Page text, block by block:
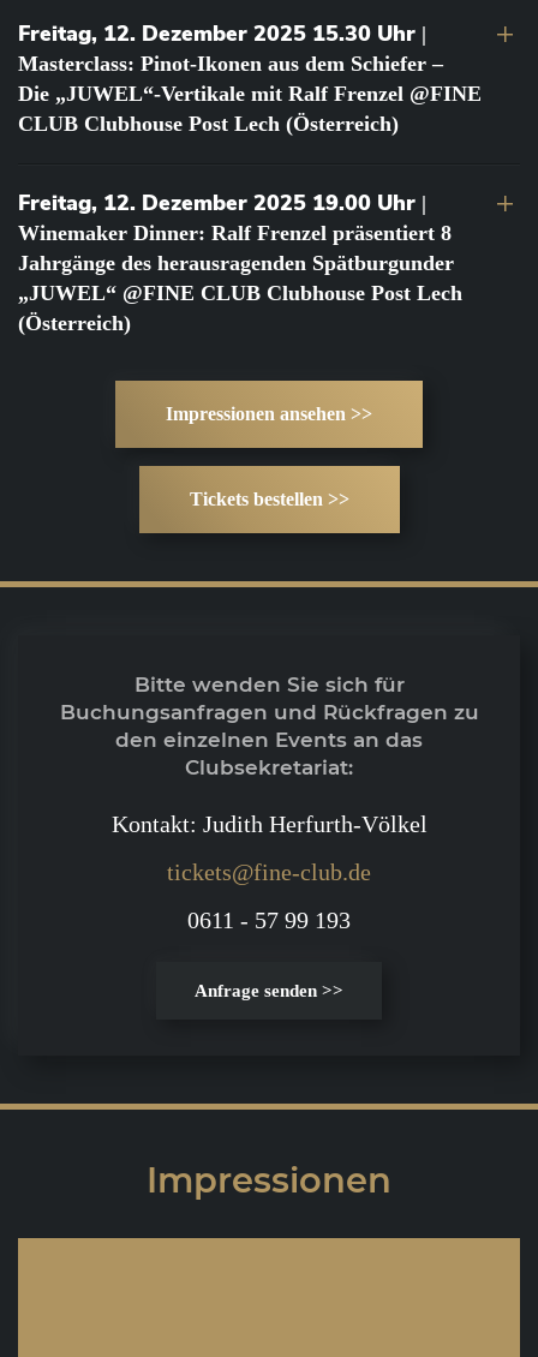
Freitag, 12. Dezember 2025 15.30 Uhr |
Masterclass: Pinot-Ikonen aus dem Schiefer –
Die „JUWEL“-Vertikale mit Ralf Frenzel @FINE
CLUB Clubhouse Post Lech (Österreich)
Freitag, 12. Dezember 2025 19.00 Uhr |
Winemaker Dinner: Ralf Frenzel präsentiert 8
Jahrgänge des herausragenden Spätburgunder
„JUWEL“ @FINE CLUB Clubhouse Post Lech
(Österreich)
Impressionen ansehen >>
Tickets bestellen >>
Bitte wenden Sie sich für
Buchungsanfragen und Rückfragen zu
den einzelnen Events an das
Clubsekretariat:
Kontakt: Judith Herfurth-Völkel
tickets@fine-club.de
0611 - 57 99 193
Anfrage senden >>
Impressionen